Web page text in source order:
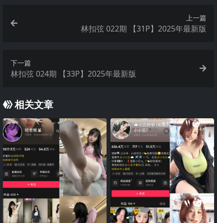
上一篇
林扣弦 022期 【31P】2025年最新版
下一篇
林扣弦 024期 【33P】2025年最新版
相关文章